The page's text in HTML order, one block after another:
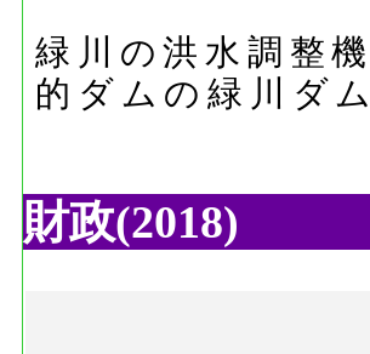
緑川の洪水調整
的ダムの緑川ダ
財政(2018)